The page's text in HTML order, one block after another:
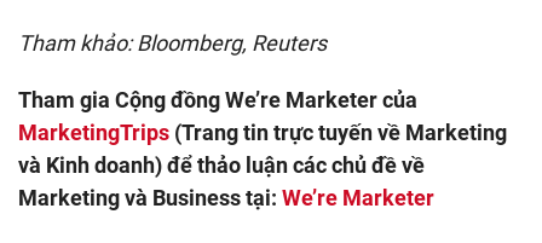
Tham khảo: Bloomberg, Reuters
Tham gia Cộng đồng We’re Marketer của
MarketingTrips (Trang tin trực tuyến về Marketing
và Kinh doanh) để thảo luận các chủ đề về
Marketing và Business tại: We’re Marketer